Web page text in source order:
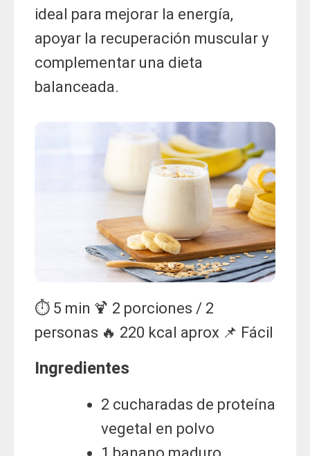
ideal para mejorar la energía,
apoyar la recuperación muscular y
complementar una dieta
balanceada.
⏱ 5 min 🍹 2 porciones / 2
personas 🔥 220 kcal aprox 📌 Fácil
Ingredientes
2 cucharadas de proteína
vegetal en polvo